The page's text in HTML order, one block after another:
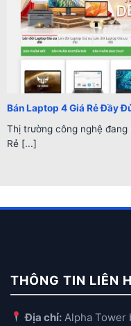
Bán Laptop 4 Giá Rẻ Đầy
Thị trường công nghệ
Rẻ [...]
THÔNG TIN LIÊN
Địa chỉ: Alpha Tower